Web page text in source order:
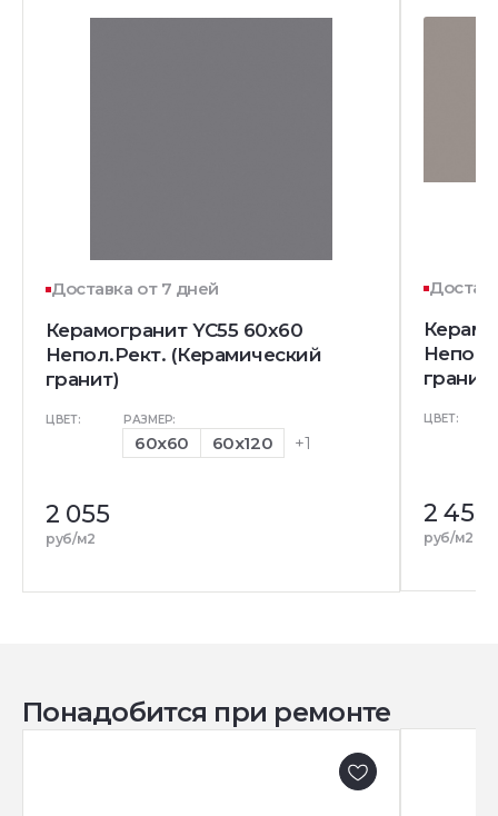
Доставка от 7 дней
Керамогранит YC55 60x60
Непол.Рект. (Керамический
гранит)
ЦВЕТ: РАЗМЕР:
60x60 60x120 +1
2 055
руб/м2
гранит)
ЦВЕТ:
2 455
руб/м2
Понадобится при ремонте